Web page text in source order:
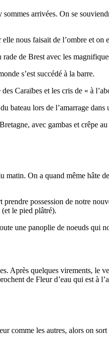
arrivées. On se
nous faisait de l’ombre et on
de Brest avec les
s’est succédé à la barre.
Caraïbes et les cris de « à
bateau lors de l’amarrage dans
avec gambas et crêpe
On a quand même hâte
possession de notre
le pied plâtré).
une panoplie de noeuds qui
quelques virements, le
de Fleur d’eau qui est à
comme les autres, alors on